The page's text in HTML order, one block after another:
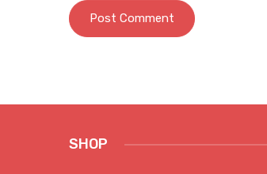
SHOP